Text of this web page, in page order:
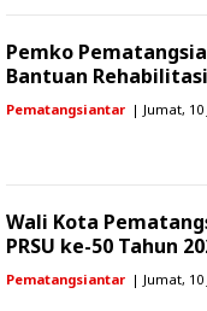
Pemko
Bantuan
Pematangsiantar | Jumat, 10
Wali Kota
PRSU ke-50 Tahun
Pematangsiantar | Jumat, 10